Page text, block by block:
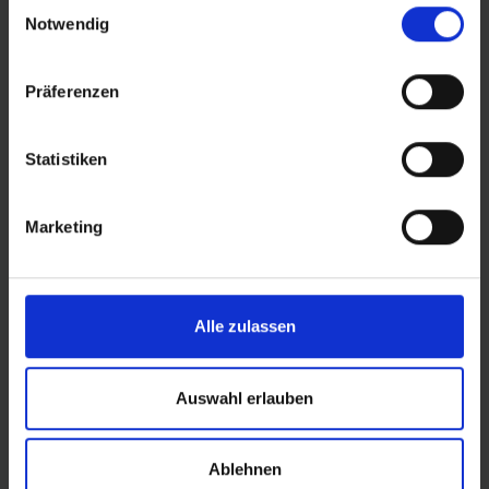
Notwendig
Präferenzen
Statistiken
Marketing
Alle zulassen
Auswahl erlauben
Ablehnen
PROTECTION
DURABILITY
PRODUKTÜBERSICHT